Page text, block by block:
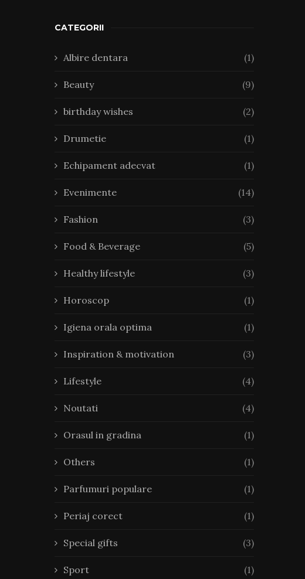
CATEGORII
Albire dentara (1)
Beauty (9)
birthday wishes (2)
Drumetie (1)
Echipament adecvat (1)
Evenimente (14)
Fashion (3)
Food & Beverage (5)
Healthy lifestyle (3)
Horoscop (1)
Igiena orala optima (1)
Inspiration & motivation (3)
Lifestyle (4)
Noutati (4)
Orasul in gradina (1)
Others (1)
Parfumuri populare (1)
Periaj corect (1)
Special gifts (3)
Sport (1)